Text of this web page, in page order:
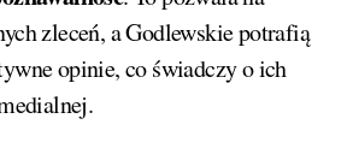
zleceń, a Godlewskie potrafią
opinie, co świadczy o ich